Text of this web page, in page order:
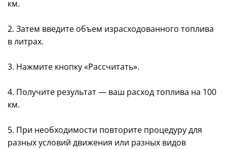
км.
2. Затем введите объем израсходованного топлива
в литрах.
3. Нажмите кнопку «Рассчитать».
4. Получите результат — ваш расход топлива на 100
км.
5. При необходимости повторите процедуру для
разных условий движения или разных видов